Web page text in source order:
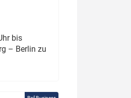
bis
– Berlin zu